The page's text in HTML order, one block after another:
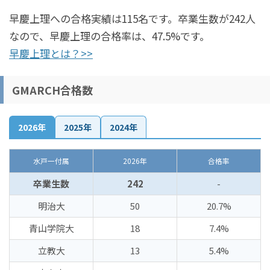
早慶上理への合格実績は115名です。卒業生数が242人
なので、早慶上理の合格率は、47.5%です。
早慶上理とは？>>
GMARCH合格数
2026年 2025年 2024年
水戸一付属 2026年 合格率
卒業生数 242
-
明治大
50
20.7%
青山学院大
18
7.4%
立教大
13
5.4%